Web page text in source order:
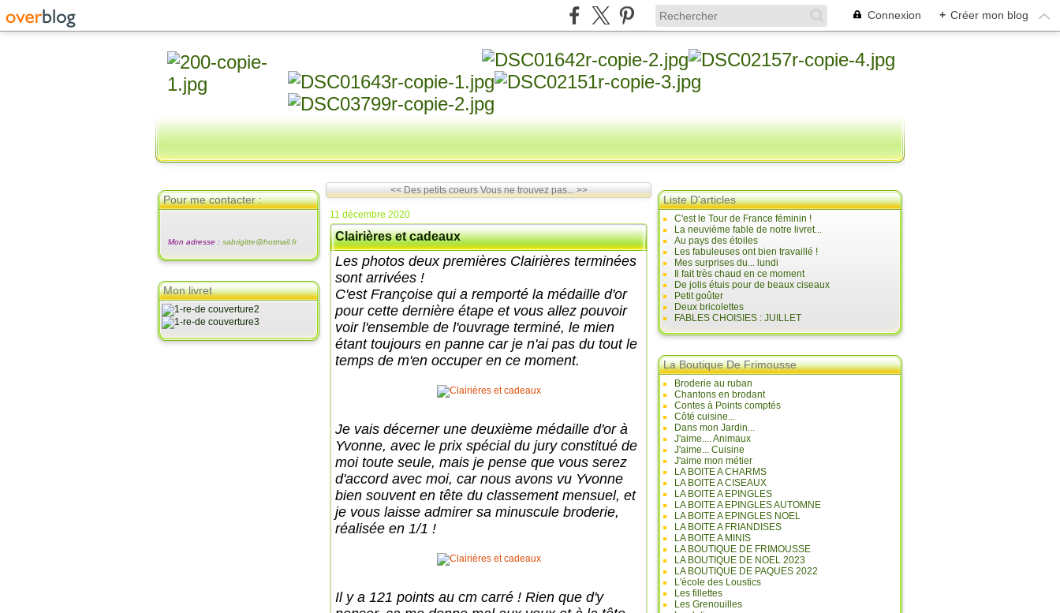
Connexion + Créer mon blog
Pour me contacter :
Mon adresse : sabrigitte@hotmail.fr
Mon livret
<< Des petits coeurs Vous ne trouvez pas... >>
11 décembre 2020
Clairières et cadeaux
Les photos deux premières Clairières terminées
sont arrivées !
C'est Françoise qui a remporté la médaille d'or
pour cette dernière étape et vous allez pouvoir
voir l'ensemble de l'ouvrage terminé, le mien
étant toujours en panne car je n'ai pas du tout le
temps de m'en occuper en ce moment.
Je vais décerner une deuxième médaille d'or à
Yvonne, avec le prix spécial du jury constitué de
moi toute seule, mais je pense que vous serez
d'accord avec moi, car nous avons vu Yvonne
bien souvent en tête du classement mensuel, et
je vous laisse admirer sa minuscule broderie,
réalisée en 1/1 !
Il y a 121 points au cm carré ! Rien que d'y
Liste D'articles
C'est le Tour de France féminin !
La neuvième fable de notre livret...
Au pays des étoiles
Les fabuleuses ont bien travaillé !
Mes surprises du... lundi
Il fait très chaud en ce moment
De jolis étuis pour de beaux ciseaux
Petit goûter
Deux bricolettes
FABLES CHOISIES : JUILLET
La Boutique De Frimousse
Broderie au ruban
Chantons en brodant
Contes à Points comptés
Côté cuisine...
Dans mon Jardin...
J'aime.... Animaux
J'aime... Cuisine
J'aime mon métier
LA BOITE A CHARMS
LA BOITE A CISEAUX
LA BOITE A EPINGLES
LA BOITE A EPINGLES AUTOMNE
LA BOITE A EPINGLES NOEL
LA BOITE A FRIANDISES
LA BOITE A MINIS
LA BOUTIQUE DE FRIMOUSSE
LA BOUTIQUE DE NOEL 2023
LA BOUTIQUE DE PAQUES 2022
L'école des Loustics
Les fillettes
Les Grenouilles